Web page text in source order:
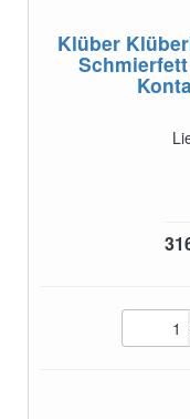
Klüber